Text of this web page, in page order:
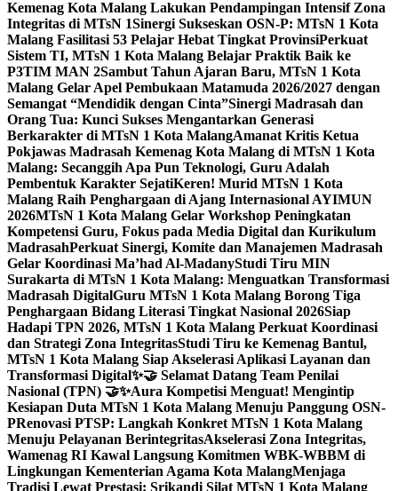
Kemenag Kota Malang Lakukan Pendampingan Intensif Zona
Integritas di MTsN 1Sinergi Sukseskan OSN-P: MTsN 1 Kota
Malang Fasilitasi 53 Pelajar Hebat Tingkat ProvinsiPerkuat
Sistem TI, MTsN 1 Kota Malang Belajar Praktik Baik ke
P3TIM MAN 2Sambut Tahun Ajaran Baru, MTsN 1 Kota
Malang Gelar Apel Pembukaan Matamuda 2026/2027 dengan
Semangat “Mendidik dengan Cinta”Sinergi Madrasah dan
Orang Tua: Kunci Sukses Mengantarkan Generasi
Berkarakter di MTsN 1 Kota MalangAmanat Kritis Ketua
Pokjawas Madrasah Kemenag Kota Malang di MTsN 1 Kota
Malang: Secanggih Apa Pun Teknologi, Guru Adalah
Pembentuk Karakter SejatiKeren! Murid MTsN 1 Kota
Malang Raih Penghargaan di Ajang Internasional AYIMUN
2026MTsN 1 Kota Malang Gelar Workshop Peningkatan
Kompetensi Guru, Fokus pada Media Digital dan Kurikulum
MadrasahPerkuat Sinergi, Komite dan Manajemen Madrasah
Gelar Koordinasi Ma’had Al-MadanyStudi Tiru MIN
Surakarta di MTsN 1 Kota Malang: Menguatkan Transformasi
Madrasah DigitalGuru MTsN 1 Kota Malang Borong Tiga
Penghargaan Bidang Literasi Tingkat Nasional 2026Siap
Hadapi TPN 2026, MTsN 1 Kota Malang Perkuat Koordinasi
dan Strategi Zona IntegritasStudi Tiru ke Kemenag Bantul,
MTsN 1 Kota Malang Siap Akselerasi Aplikasi Layanan dan
Transformasi Digital✨🤝 Selamat Datang Team Penilai
Nasional (TPN) 🤝✨Aura Kompetisi Menguat! Mengintip
Kesiapan Duta MTsN 1 Kota Malang Menuju Panggung OSN-
PRenovasi PTSP: Langkah Konkret MTsN 1 Kota Malang
Menuju Pelayanan BerintegritasAkselerasi Zona Integritas,
Wamenag RI Kawal Langsung Komitmen WBK-WBBM di
Lingkungan Kementerian Agama Kota MalangMenjaga
Tradisi Lewat Prestasi: Srikandi Silat MTsN 1 Kota Malang